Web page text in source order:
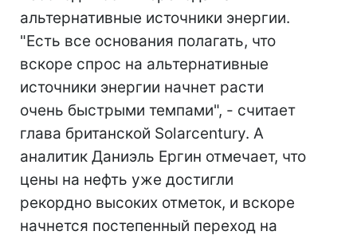
альтернативные источники энергии.
"Есть все основания полагать, что
вскоре спрос на альтернативные
источники энергии начнет расти
очень быстрыми темпами", - считает
глава британской Solarcentury. А
аналитик Даниэль Ергин отмечает, что
цены на нефть уже достигли
рекордно высоких отметок, и вскоре
начнется постепенный переход на